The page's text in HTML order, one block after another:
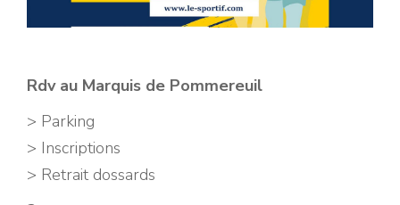
Rdv au Marquis de Pommereuil
> Parking
> Inscriptions
> Retrait dossards